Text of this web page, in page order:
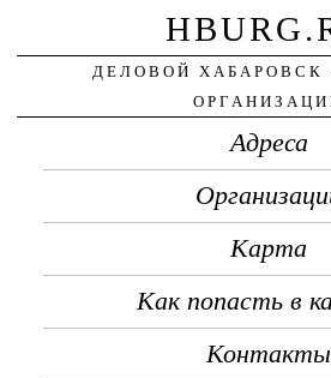
ДЕЛОВОЙ ХАБАРОВСК
Адреса
Карта
Как попасть в
Контакты